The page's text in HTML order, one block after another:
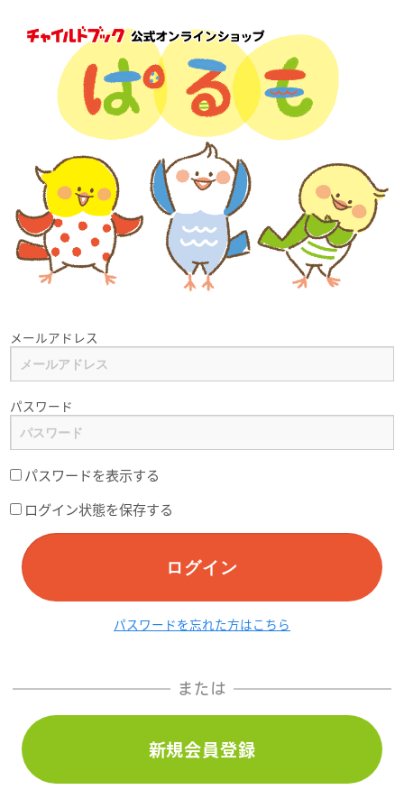
メールアドレス
パスワード
パスワードを表示する
ログイン状態を保存する
ログイン
パスワードを忘れた方はこちら
または
新規会員登録